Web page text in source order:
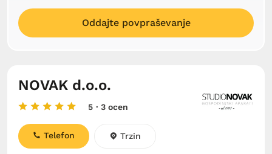
Oddajte povpraševanje
NOVAK d.o.o.
5 · 3 ocen
Telefon Trzin